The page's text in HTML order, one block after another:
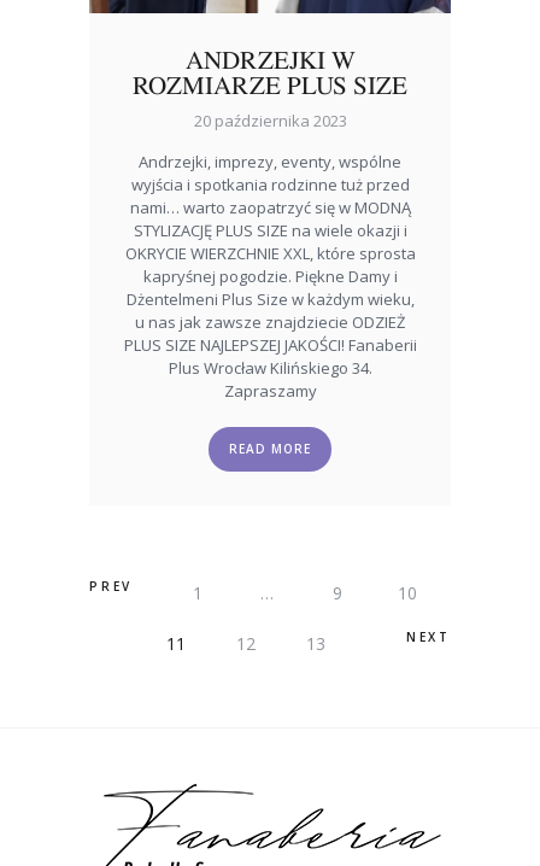
ANDRZEJKI W
ROZMIARZE PLUS SIZE
20 października 2023
Andrzejki, imprezy, eventy, wspólne
wyjścia i spotkania rodzinne tuż przed
nami… warto zaopatrzyć się w MODNĄ
STYLIZACJĘ PLUS SIZE na wiele okazji i
OKRYCIE WIERZCHNIE XXL, które sprosta
kapryśnej pogodzie. Piękne Damy i
Dżentelmeni Plus Size w każdym wieku,
u nas jak zawsze znajdziecie ODZIEŻ
PLUS SIZE NAJLEPSZEJ JAKOŚCI! Fanaberii
Plus Wrocław Kilińskiego 34.
Zapraszamy
READ MORE
STRONICOWANIE
PREV PAGE
1 … PAGE
9 PAGE
10
PAGE
11 PAGE
12 PAGE
13 NEXT